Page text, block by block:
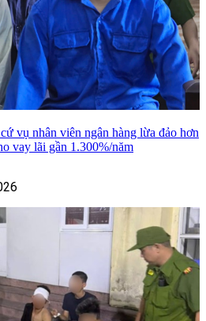
vụ nhân viên ngân hàng lừa đảo hơn
vay lãi gần 1.300%/năm